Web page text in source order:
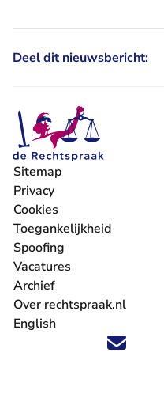
Deel dit nieuwsbericht:
Volg ons op X (Twitter) -
Volg ons op Facebook
Volg ons op
Volg ons op
Volg ons
'Blijf op
Sitemap
Privacy
Cookies
Toegankelijkheid
Spoofing
Vacatures
- U verlaat Rechtspraak.nl
Archief
Over rechtspraak.nl
English